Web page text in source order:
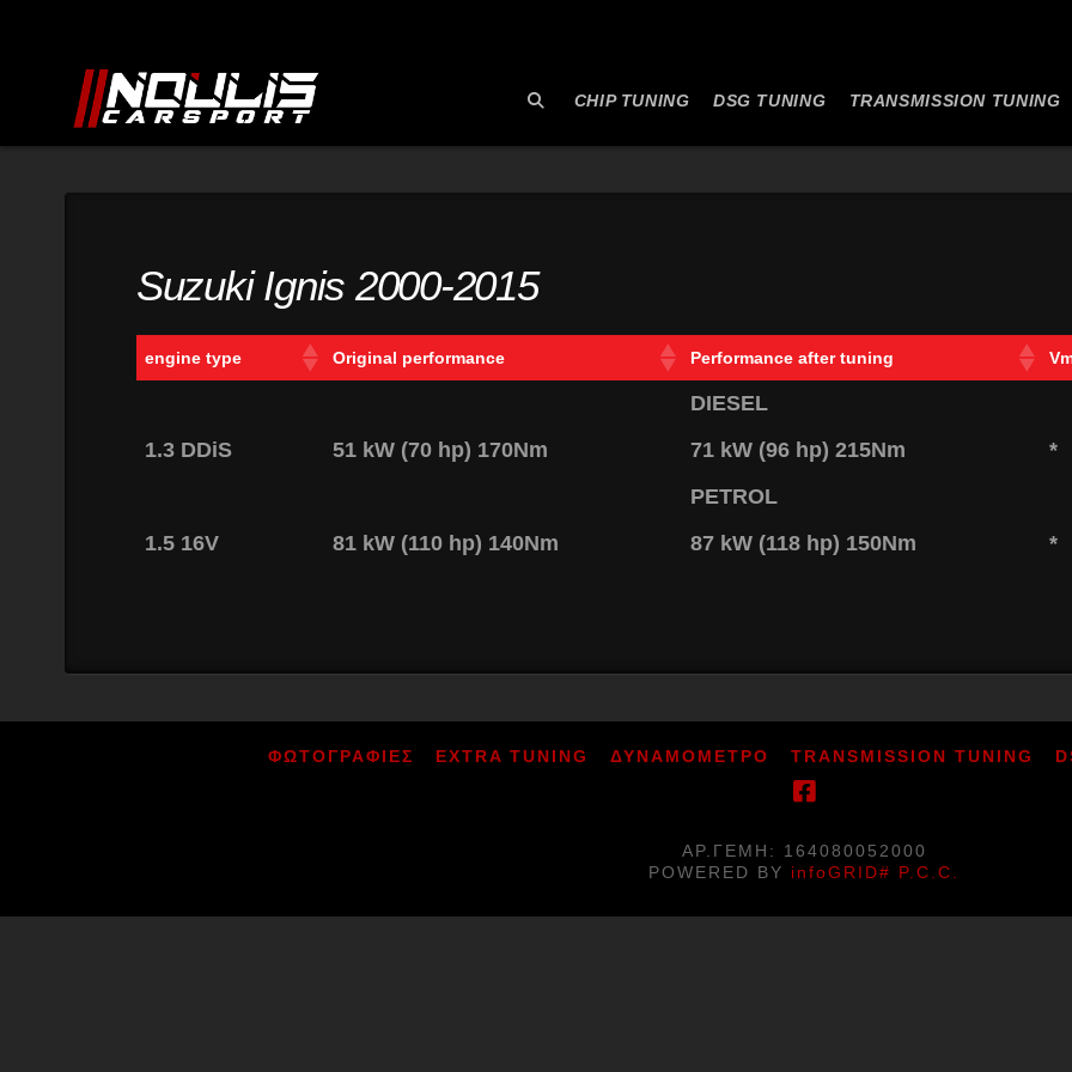
TRANSMISSION TUNING
DSG TUNING
CHIP TUNING
Suzuki Ignis 2000-2015
engine type Original performance Performance after tuning
DIESEL
1.3 DDiS
51 kW (70 hp) 170Nm 71 kW (96 hp) 215Nm *
PETROL
1.5 16V
81 kW (110 hp) 140Nm 87 kW (118 hp) 150Nm *
ΦΩΤΟΓΡΑΦΙΕΣ EXTRA TUNING ΔΥΝΑΜΟΜΕΤΡΟ TRANSMISSION TUNING
ΑΡ.ΓΕΜΗ: 164080052000
POWERED BY infoGRID# P.C.C.